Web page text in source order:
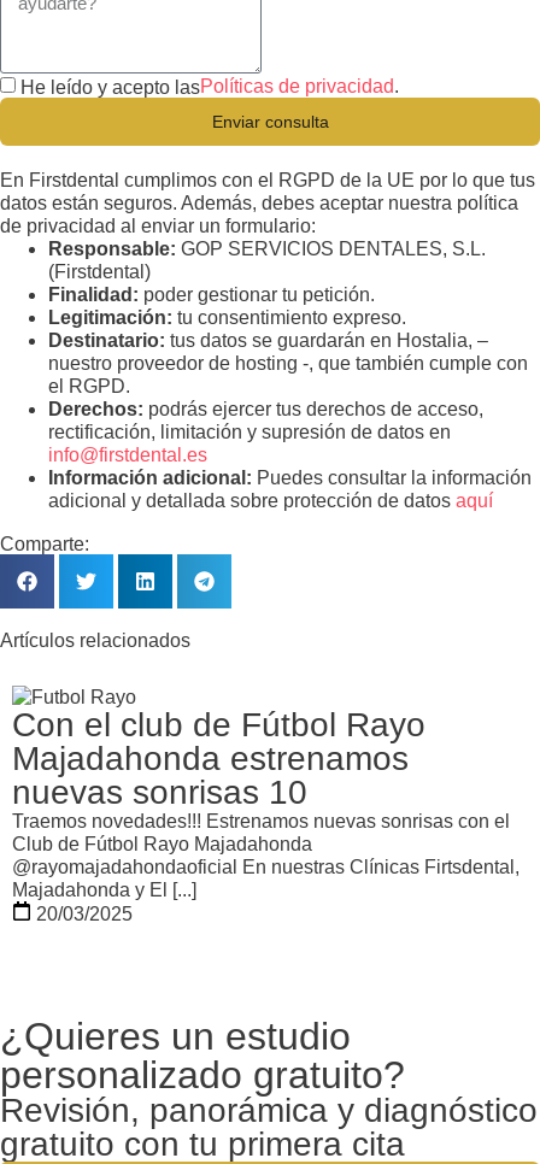
He leído y acepto lasPolíticas de privacidad.
Enviar consulta
En Firstdental cumplimos con el RGPD de la UE por lo que tus
datos están seguros. Además, debes aceptar nuestra política
de privacidad al enviar un formulario:
Responsable: GOP SERVICIOS DENTALES, S.L.
(Firstdental)
Finalidad: poder gestionar tu petición.
Legitimación: tu consentimiento expreso.
Destinatario: tus datos se guardarán en Hostalia, –
nuestro proveedor de hosting -, que también cumple con
el RGPD.
Derechos: podrás ejercer tus derechos de acceso,
rectificación, limitación y supresión de datos en
info@firstdental.es
Información adicional: Puedes consultar la información
adicional y detallada sobre protección de datos aquí
Comparte:
Artículos relacionados
Con el club de Fútbol Rayo
Majadahonda estrenamos
nuevas sonrisas 10
Traemos novedades!!! Estrenamos nuevas sonrisas con el
Club de Fútbol Rayo Majadahonda
@rayomajadahondaoficial En nuestras Clínicas Firtsdental,
Majadahonda y El [...]
20/03/2025
¿Quieres un estudio
personalizado gratuito?
Revisión, panorámica y diagnóstico
gratuito con tu primera cita